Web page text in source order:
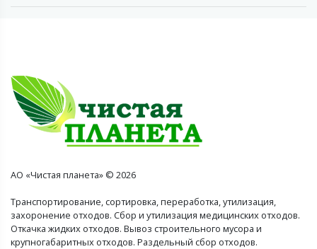
АО «Чистая планета» © 2026
Транспортирование, сортировка, переработка, утилизация,
захоронение отходов. Сбор и утилизация медицинских отходов.
Откачка жидких отходов. Вывоз строительного мусора и
крупногабаритных отходов. Раздельный сбор отходов.